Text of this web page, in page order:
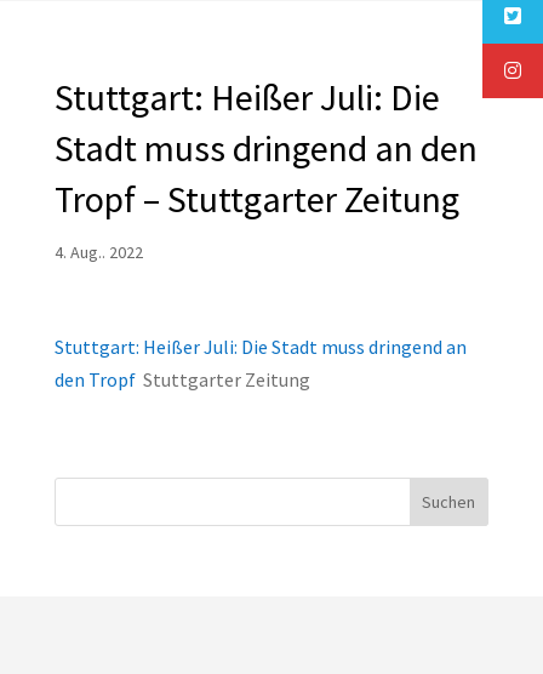
Stuttgart: Heißer Juli: Die
Stadt muss dringend an den
Tropf – Stuttgarter Zeitung
4. Aug.. 2022
Stuttgart: Heißer Juli: Die Stadt muss dringend an
den Tropf Stuttgarter Zeitung
Suchen